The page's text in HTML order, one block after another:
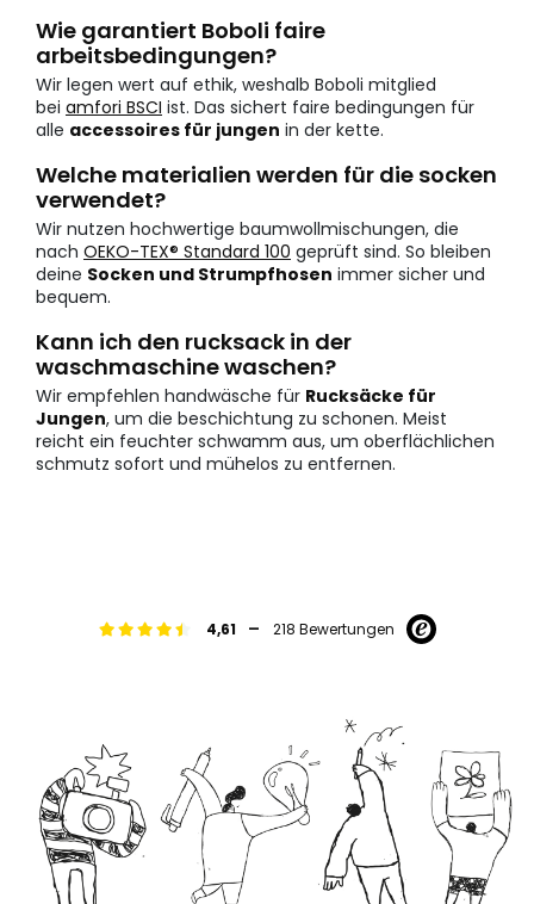
Wie garantiert Boboli faire
arbeitsbedingungen?
Wir legen wert auf ethik, weshalb Boboli mitglied
bei amfori BSCI ist. Das sichert faire bedingungen für
alle accessoires für jungen in der kette.
Welche materialien werden für die socken
verwendet?
Wir nutzen hochwertige baumwollmischungen, die
nach OEKO-TEX® Standard 100 geprüft sind. So bleiben
deine Socken und Strumpfhosen immer sicher und
bequem.
Kann ich den rucksack in der
waschmaschine waschen?
Wir empfehlen handwäsche für Rucksäcke für
Jungen, um die beschichtung zu schonen. Meist
reicht ein feuchter schwamm aus, um oberflächlichen
schmutz sofort und mühelos zu entfernen.
4,61 - 218 Bewertungen